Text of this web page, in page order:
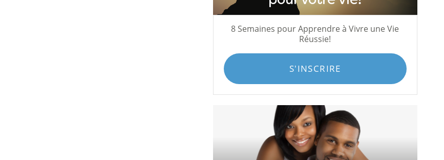
8 Semaines pour Apprendre à Vivre une Vie
Réussie!
S'INSCRIRE